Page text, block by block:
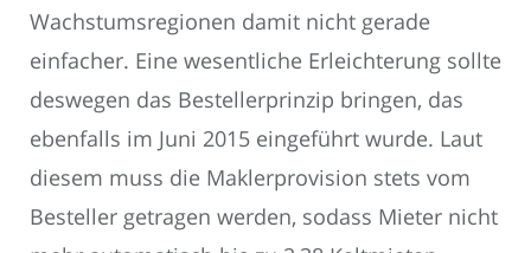
Wachstumsregionen damit nicht gerade
einfacher. Eine wesentliche Erleichterung sollte
deswegen das Bestellerprinzip bringen, das
ebenfalls im Juni 2015 eingeführt wurde. Laut
diesem muss die Maklerprovision stets vom
Besteller getragen werden, sodass Mieter nicht